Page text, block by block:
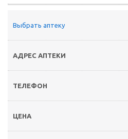
Выбрать аптеку